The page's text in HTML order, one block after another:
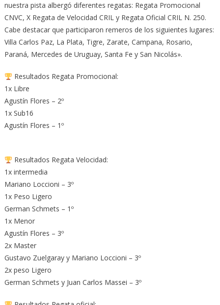
nuestra pista albergó diferentes regatas: Regata Promocional
CNVC, X Regata de Velocidad CRIL y Regata Oficial CRIL N. 250.
Cabe destacar que participaron remeros de los siguientes lugares:
Villa Carlos Paz, La Plata, Tigre, Zarate, Campana, Rosario,
Paraná, Mercedes de Uruguay, Santa Fe y San Nicolás».
Resultados Regata Promocional:
1x Libre
Agustín Flores – 2º
1x Sub16
Agustín Flores – 1º
Resultados Regata Velocidad:
1x intermedia
Mariano Loccioni – 3º
1x Peso Ligero
German Schmets – 1º
1x Menor
Agustín Flores – 3º
2x Master
Gustavo Zuelgaray y Mariano Loccioni – 3º
2x peso Ligero
German Schmets y Juan Carlos Massei – 3º